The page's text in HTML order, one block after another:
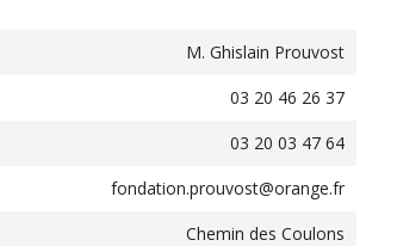
M. Ghislain Prouvost
03 20 46 26 37
03 20 03 47 64
fondation.prouvost@orange.fr
Chemin des Coulons